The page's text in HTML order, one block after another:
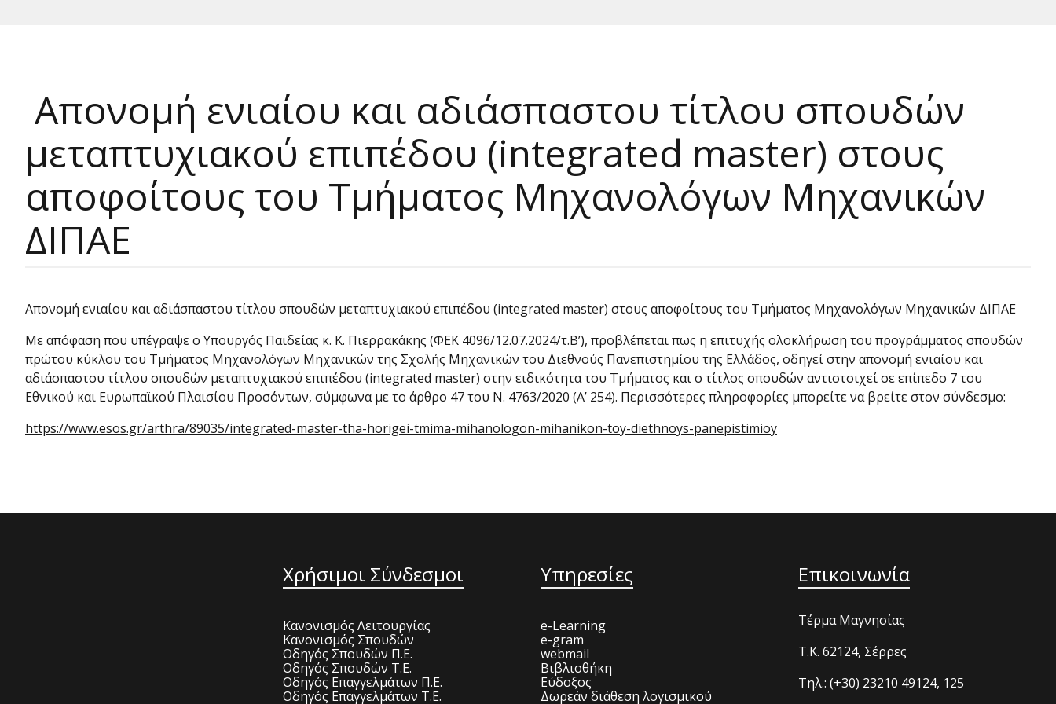
Απονομή ενιαίου και αδιάσπαστου τίτλου σπουδών
μεταπτυχιακού επιπέδου (integrated master) στους
αποφοίτους του Τμήματος Μηχανολόγων Μηχανικών
ΔΙΠΑΕ
Απονομή ενιαίου και αδιάσπαστου τίτλου σπουδών μεταπτυχιακού επιπέδου (integrated master) στους αποφοίτους του Τμήματος Μηχανολόγων Μηχανικών ΔΙΠΑΕ
Με απόφαση που υπέγραψε ο Υπουργός Παιδείας κ. Κ. Πιερρακάκης (ΦΕΚ 4096/12.07.2024/τ.Β’), προβλέπεται πως η επιτυχής ολοκλήρωση του προγράμματος σπουδών
πρώτου κύκλου του Τμήματος Μηχανολόγων Μηχανικών της Σχολής Μηχανικών του Διεθνούς Πανεπιστημίου της Ελλάδος, οδηγεί στην απονομή ενιαίου και
αδιάσπαστου τίτλου σπουδών μεταπτυχιακού επιπέδου (integrated master) στην ειδικότητα του Τμήματος και ο τίτλος σπουδών αντιστοιχεί σε επίπεδο 7 του
Εθνικού και Ευρωπαϊκού Πλαισίου Προσόντων, σύμφωνα με το άρθρο 47 του Ν. 4763/2020 (Α’ 254). Περισσότερες πληροφορίες μπορείτε να βρείτε στον σύνδεσμο:
https://www.esos.gr/arthra/89035/integrated-master-tha-horigei-tmima-mihanologon-mihanikon-toy-diethnoys-panepistimioy
Χρήσιμοι Σύνδεσμοι
Κανονισμός Λειτουργίας
Κανονισμός Σπουδών
Οδηγός Σπουδών Π.Ε.
Οδηγός Σπουδών Τ.Ε.
Οδηγός Επαγγελμάτων Π.Ε.
Οδηγός Επαγγελμάτων Τ.Ε.
Υπηρεσίες
e-Learning
e-gram
webmail
Βιβλιοθήκη
Εύδοξος
Δωρεάν διάθεση λογισμικού
Επικοινωνία
Τέρμα Μαγνησίας
T.K. 62124, Σέρρες
Τηλ.: (+30) 23210 49124, 125